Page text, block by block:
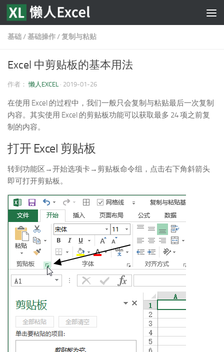
跳至内容
基础/基础操作/复制与粘贴
Excel 中剪贴板的基本用法
作者： 懒人EXCEL · 2019-01-26
在使用 Excel 的过程中，我们一般只会复制与粘贴最后一次复制
内容。其实使用 Excel 的剪贴板功能可以获取最多 24 项之前复
制的内容。
打开 Excel 剪贴板
转到功能区→开始选项卡→剪贴板命令组，点击右下角斜箭头
即可打开剪贴板。